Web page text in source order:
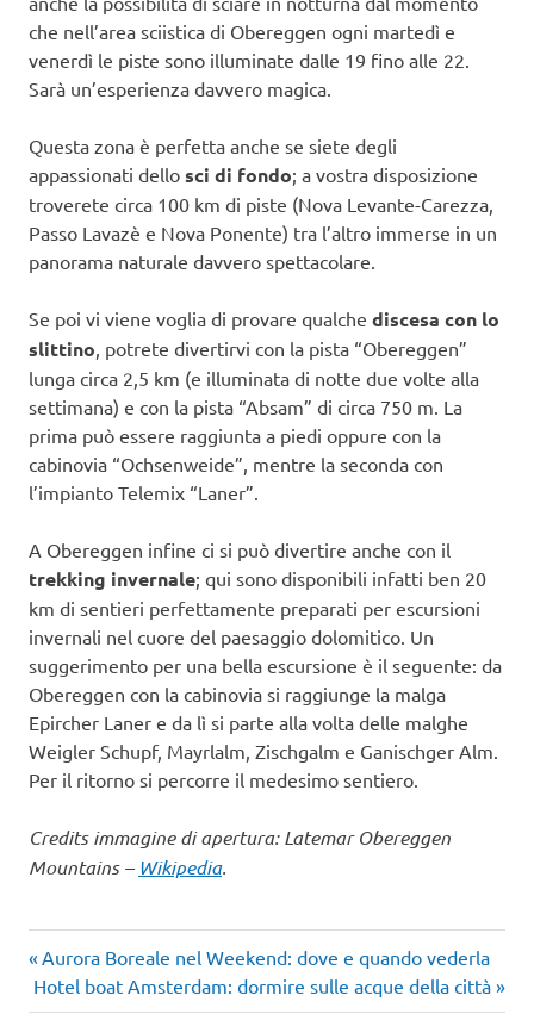
che nell’area sciistica di Obereggen ogni martedì e
venerdì le piste sono illuminate dalle 19 fino alle 22.
Sarà un’esperienza davvero magica.
Questa zona è perfetta anche se siete degli
appassionati dello sci di fondo; a vostra disposizione
troverete circa 100 km di piste (Nova Levante-Carezza,
Passo Lavazè e Nova Ponente) tra l’altro immerse in un
panorama naturale davvero spettacolare.
Se poi vi viene voglia di provare qualche discesa con lo
slittino, potrete divertirvi con la pista “Obereggen”
lunga circa 2,5 km (e illuminata di notte due volte alla
settimana) e con la pista “Absam” di circa 750 m. La
prima può essere raggiunta a piedi oppure con la
cabinovia “Ochsenweide”, mentre la seconda con
l’impianto Telemix “Laner”.
A Obereggen infine ci si può divertire anche con il
trekking invernale; qui sono disponibili infatti ben 20
km di sentieri perfettamente preparati per escursioni
invernali nel cuore del paesaggio dolomitico. Un
suggerimento per una bella escursione è il seguente: da
Obereggen con la cabinovia si raggiunge la malga
Epircher Laner e da lì si parte alla volta delle malghe
Weigler Schupf, Mayrlalm, Zischgalm e Ganischger Alm.
Per il ritorno si percorre il medesimo sentiero.
Credits immagine di apertura: Latemar Obereggen
Mountains –Wikipedia.
Navigazione
Articolo
precedente:
Aurora Boreale nel Weekend: dove e quando vederla
Articolo
successivo:
Hotel boat Amsterdam: dormire sulle acque della città